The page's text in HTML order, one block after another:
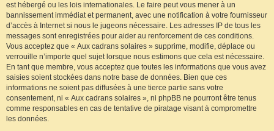
est hébergé ou les lois internationales. Le faire peut vous mener à un
bannissement immédiat et permanent, avec une notification à votre fournisseur
d’accès à Internet si nous le jugeons nécessaire. Les adresses IP de tous les
messages sont enregistrées pour aider au renforcement de ces conditions.
Vous acceptez que « Aux cadrans solaires » supprime, modifie, déplace ou
verrouille n’importe quel sujet lorsque nous estimons que cela est nécessaire.
En tant que membre, vous acceptez que toutes les informations que vous avez
saisies soient stockées dans notre base de données. Bien que ces
informations ne soient pas diffusées à une tierce partie sans votre
consentement, ni « Aux cadrans solaires », ni phpBB ne pourront être tenus
comme responsables en cas de tentative de piratage visant à compromettre
les données.